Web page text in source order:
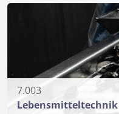
7.003
Lebensmitteltechnik